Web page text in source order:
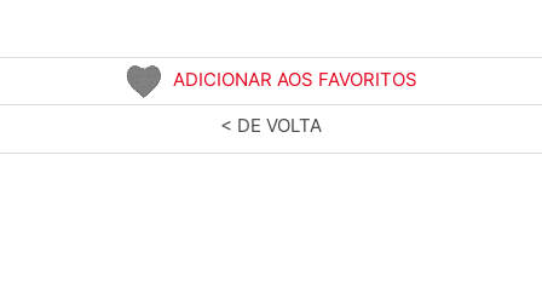
ADICIONAR AOS FAVORITOS
< DE VOLTA